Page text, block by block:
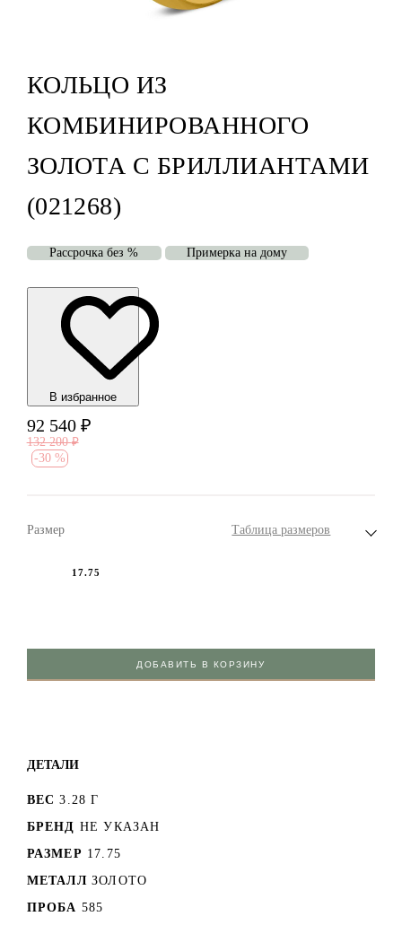
КОЛЬЦО ИЗ
КОМБИНИРОВАННОГО
ЗОЛОТА С БРИЛЛИАНТАМИ
(021268)
Рассрочка без % Примерка на дому
В избранноe
92 540 ₽
132 200 ₽
-30 %
Размер Таблица размеров
17.75
ДОБАВИТЬ В КОРЗИНУ
ДЕТАЛИ
ВЕС 3.28 Г
БРЕНД НЕ УКАЗАН
РАЗМЕР 17.75
МЕТАЛЛ ЗОЛОТО
ПРОБА 585